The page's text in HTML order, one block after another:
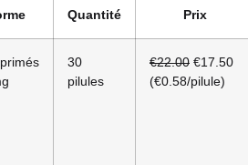
Quantité Prix
30
pilules
€22.00 €17.50
(€0.58/pilule)